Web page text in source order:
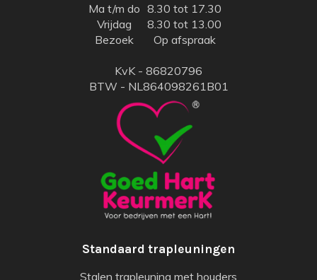
Ma t/m do 8.30 tot 17.30
Vrijdag
8.30 tot 13.00
Bezoek
Op afspraak
KvK - 86820796
BTW - NL864098261B01
Standaard trapleuningen
Stalen trapleuning met houders